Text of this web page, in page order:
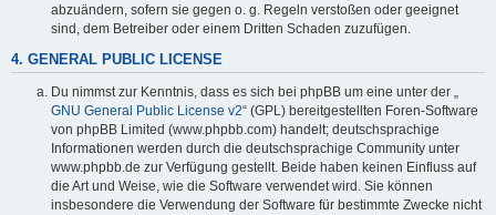
abzuändern, sofern sie gegen o. g. Regeln verstoßen oder geeignet
sind, dem Betreiber oder einem Dritten Schaden zuzufügen.
4. GENERAL PUBLIC LICENSE
Du nimmst zur Kenntnis, dass es sich bei phpBB um eine unter der „
GNU General Public License v2“ (GPL) bereitgestellten Foren-Software
von phpBB Limited (www.phpbb.com) handelt; deutschsprachige
Informationen werden durch die deutschsprachige Community unter
www.phpbb.de zur Verfügung gestellt. Beide haben keinen Einfluss auf
die Art und Weise, wie die Software verwendet wird. Sie können
insbesondere die Verwendung der Software für bestimmte Zwecke nicht